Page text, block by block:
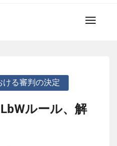
ける審判の決定
ルール、解